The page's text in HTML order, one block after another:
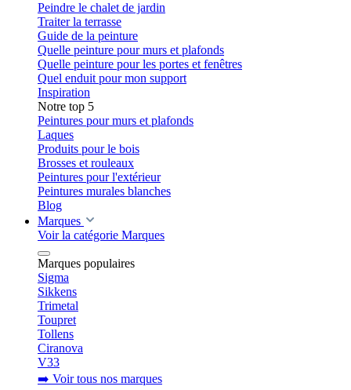
Peindre le chalet de jardin
Traiter la terrasse
Guide de la peinture
Quelle peinture pour murs et plafonds
Quelle peinture pour les portes et fenêtres
Quel enduit pour mon support
Inspiration
Notre top 5
Peintures pour murs et plafonds
Laques
Produits pour le bois
Brosses et rouleaux
Peintures pour l'extérieur
Peintures murales blanches
Blog
Marques
Voir la catégorie Marques
Marques populaires
Sigma
Sikkens
Trimetal
Toupret
Tollens
Ciranova
V33
➡️ Voir tous nos marques